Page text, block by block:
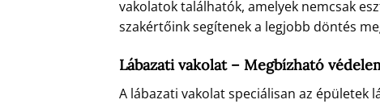
vakolatok találhatók, amelyek nemcsak
szakértőink segítenek a legjobb döntés
Lábazati vakolat – Megbízható
A lábazati vakolat speciálisan az épületek